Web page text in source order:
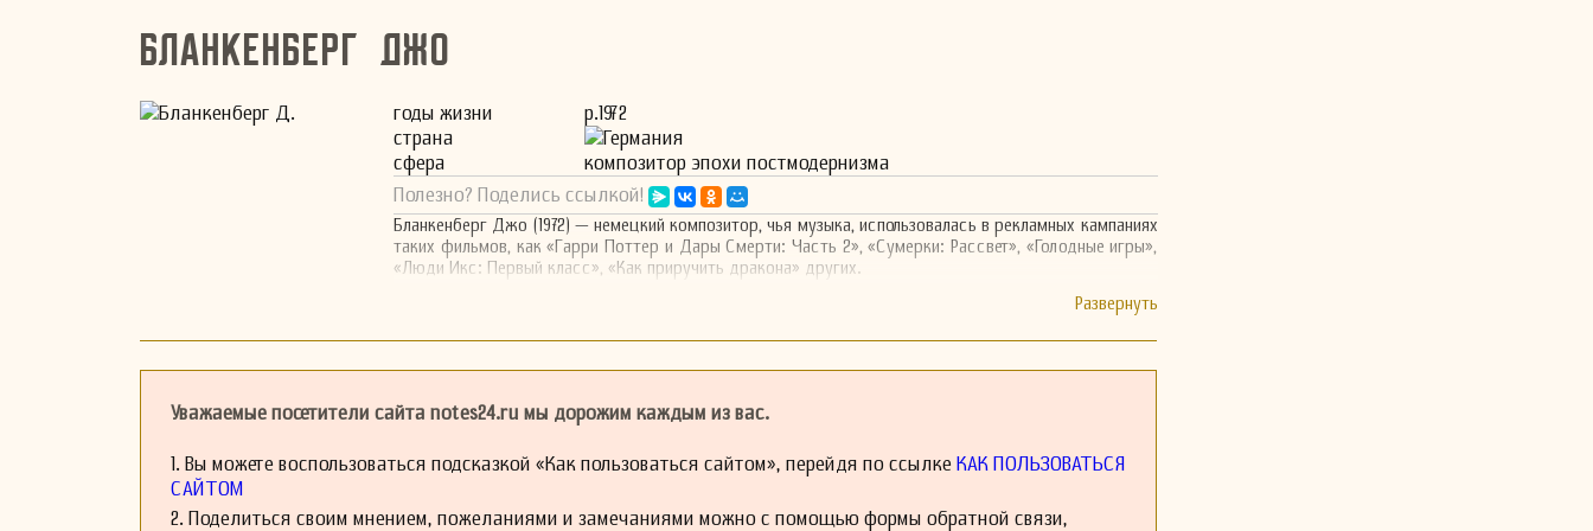
Бланкенберг Джо
годы жизни
р.1972
страна
Германия
сфера
композитор эпохи постмодернизма
Полезно? Поделись ссылкой!
Бланкенберг Джо (1972) — немецкий композитор, чья музыка, использовалась в рекламных кампаниях
таких фильмов, как «Гарри Поттер и Дары Смерти: Часть 2», «Сумерки: Рассвет», «Голодные игры»,
«Люди Икс: Первый класс», «Как приручить дракона» других.
Уважаемые посетители сайта notes24.ru мы дорожим каждым из вас.
1. Вы можете воспользоваться подсказкой «Как пользоваться сайтом», перейдя по ссылке КАК ПОЛЬЗОВАТЬСЯ
САЙТОМ
2. Поделиться своим мнением, пожеланиями и замечаниями можно с помощью формы обратной связи,